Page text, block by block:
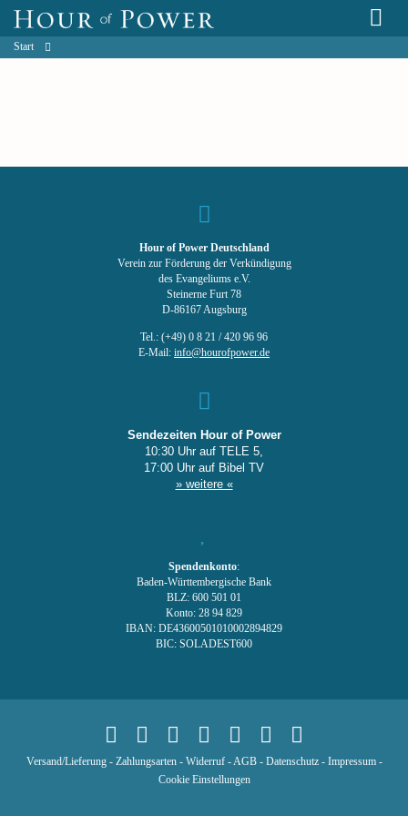
Start
Hour of Power Deutschland
Verein zur Förderung der Verkündigung
des Evangeliums e.V.
Steinerne Furt 78
D-86167 Augsburg
Tel.: (+49) 0 8 21 / 420 96 96
E-Mail: info@hourofpower.de
Sendezeiten Hour of Power
10:30 Uhr auf TELE 5,
17:00 Uhr auf Bibel TV
» weitere «
Spendenkonto:
Baden-Württembergische Bank
BLZ: 600 501 01
Konto: 28 94 829
IBAN: DE43600501010002894829
BIC: SOLADEST600
Versand/Lieferung- Zahlungsarten- Widerruf-AGB- Datenschutz- Impressum-
Cookie Einstellungen